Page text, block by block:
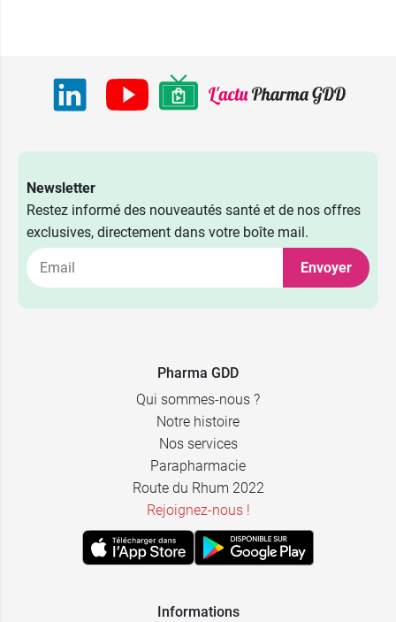
2,59 €
7 CH
9 CH 2,59 €
15 CH
Newsletter
Restez informé des nouveautés santé et de nos offres
exclusives, directement dans votre boîte mail.
Envoyer
Pharma GDD
Qui sommes-nous ?
Notre histoire
Nos services
Parapharmacie
Route du Rhum 2022
Rejoignez-nous !
Informations